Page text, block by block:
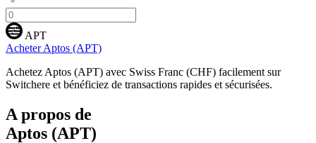
APT
Acheter Aptos (APT)
Achetez Aptos (APT) avec Swiss Franc (CHF) facilement sur
Switchere et bénéficiez de transactions rapides et sécurisées.
A propos de
Aptos (APT)